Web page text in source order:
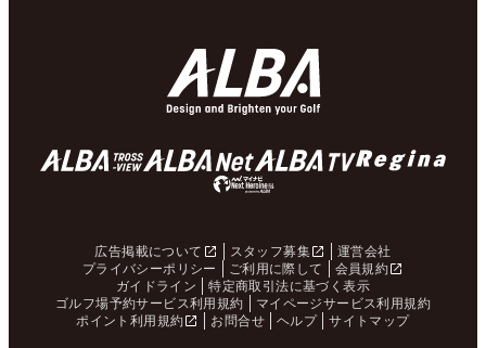
広告掲載について スタッフ募集
運営会社
プライバシーポリシー
ご利用に際して
会員規約
ガイドライン
特定商取引法に基づく表示
ゴルフ場予約サービス利用規約
マイページサービス利用規約
ポイント利用規約
お問合せ ヘルプ サイトマップ